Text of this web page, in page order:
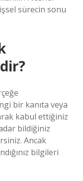
sürecin sonu
bir kanıta veya
kabul ettiğiniz
bildiğiniz
Ancak
bilgileri